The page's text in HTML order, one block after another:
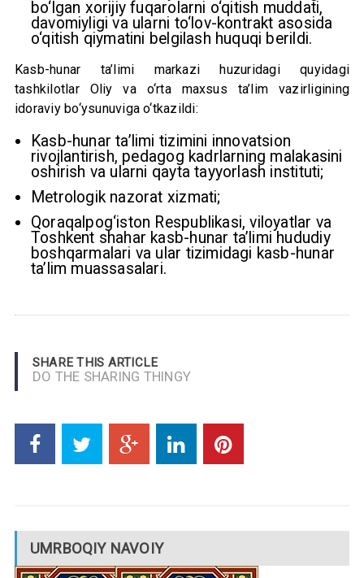
bo‘lgan xorijiy fuqarolarni o‘qitish muddati,
davomiyligi va ularni to‘lov-kontrakt asosida
o‘qitish qiymatini belgilash huquqi berildi.
Kasb-hunar ta’limi markazi huzuridagi quyidagi
tashkilotlar Oliy va o‘rta maxsus ta’lim vazirligining
idoraviy bo‘ysunuviga o‘tkazildi:
Kasb-hunar ta’limi tizimini innovatsion
rivojlantirish, pedagog kadrlarning malakasini
oshirish va ularni qayta tayyorlash instituti;
Metrologik nazorat xizmati;
Qoraqalpog‘iston Respublikasi, viloyatlar va
Toshkent shahar kasb-hunar ta’limi hududiy
boshqarmalari va ular tizimidagi kasb-hunar
ta’lim muassasalari.
SHARE THIS ARTICLE
DO THE SHARING THINGY
UMRBOQIY NAVOIY